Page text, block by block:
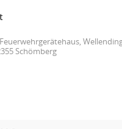
Schömberg